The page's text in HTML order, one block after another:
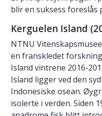
blir en suksess
Kerguelen Island
NTNU
en franskledet
Island vintrene 2016-
Island ligger ved den
Indonesiske osean.
isolerte i verden. Siden